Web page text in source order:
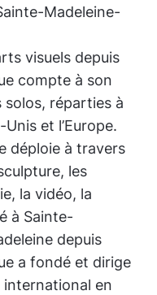
Madeleine-
visuels depuis
compte à son
réparties à
et l’Europe.
déploie à travers
les
la vidéo, la
à Sainte-
depuis
a fondé et dirige
international en